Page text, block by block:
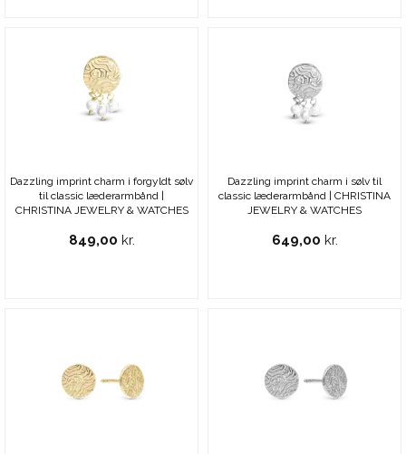
Dazzling imprint charm i forgyldt sølv
til classic læderarmbånd |
CHRISTINA JEWELRY & WATCHES
849,00 kr.
Dazzling imprint charm i sølv til
classic læderarmbånd | CHRISTINA
JEWELRY & WATCHES
649,00 kr.